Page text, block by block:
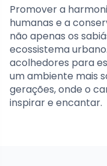
Promover a
humanas e a
não apenas os
ecossistema
acolhedores para
um ambiente mais
gerações, onde o
inspirar e encantar.